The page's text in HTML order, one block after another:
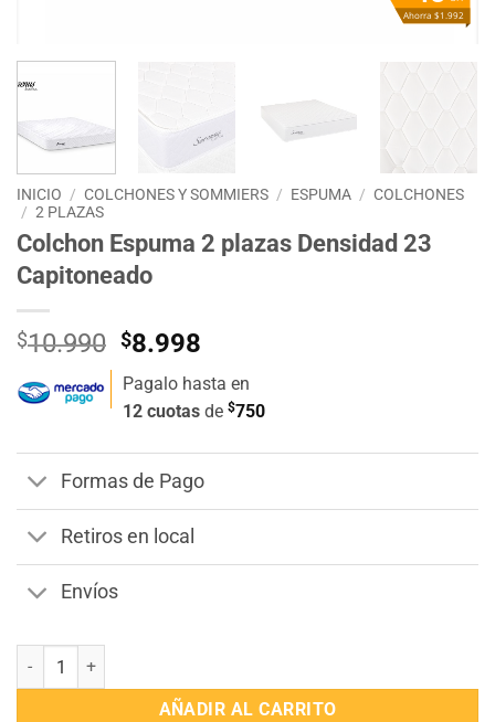
Ahorra $1.992
INICIO / COLCHONES Y SOMMIERS / ESPUMA / COLCHONES
/ 2 PLAZAS
Colchon Espuma 2 plazas Densidad 23
Capitoneado
$10.990 El
precio
original
era:
$10.990.
$8.998
actual
es:
$8.998.
Pagalo hasta en
12 cuotas de $750
Formas de Pago
Retiros en local
Envíos
Colchon Espuma 2 plazas Densidad 23 Capitoneado cantidad
AÑADIR AL CARRITO